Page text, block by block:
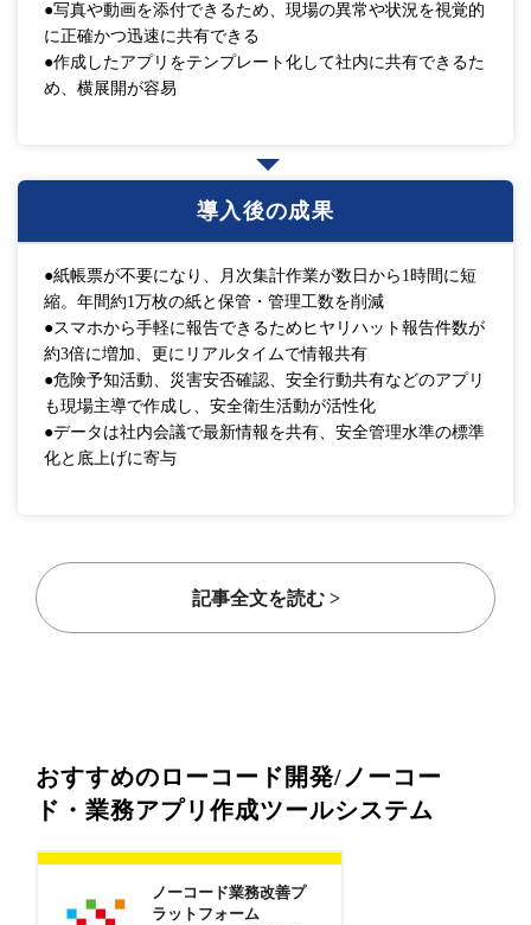
●写真や動画を添付できるため、現場の異常や状況を視覚的
に正確かつ迅速に共有できる
●作成したアプリをテンプレート化して社内に共有できるた
め、横展開が容易
導入後の成果
●紙帳票が不要になり、月次集計作業が数日から1時間に短
縮。年間約1万枚の紙と保管・管理工数を削減
●スマホから手軽に報告できるためヒヤリハット報告件数が
約3倍に増加、更にリアルタイムで情報共有
●危険予知活動、災害安否確認、安全行動共有などのアプリ
も現場主導で作成し、安全衛生活動が活性化
●データは社内会議で最新情報を共有、安全管理水準の標準
化と底上げに寄与
記事全文を読む >
おすすめのローコード開発/ノーコー
ド・業務アプリ作成ツールシステム
ノーコード業務改善プ
ラットフォーム